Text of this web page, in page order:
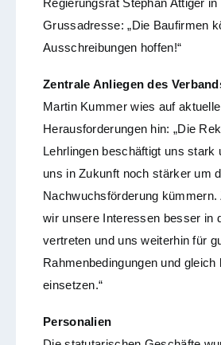
Grussadresse: „Die Baufirmen
Ausschreibungen hoffen!“
Zentrale Anliegen des
Martin Kummer wies auf aktuelle
Herausforderungen hin: „Die
Lehrlingen beschäftigt uns stark
uns in Zukunft noch stärker um
Nachwuchsförderung
wir unsere Interessen besser in
vertreten und uns weiterhin für
Rahmenbedingungen und gleich
einsetzen.“
Personalien